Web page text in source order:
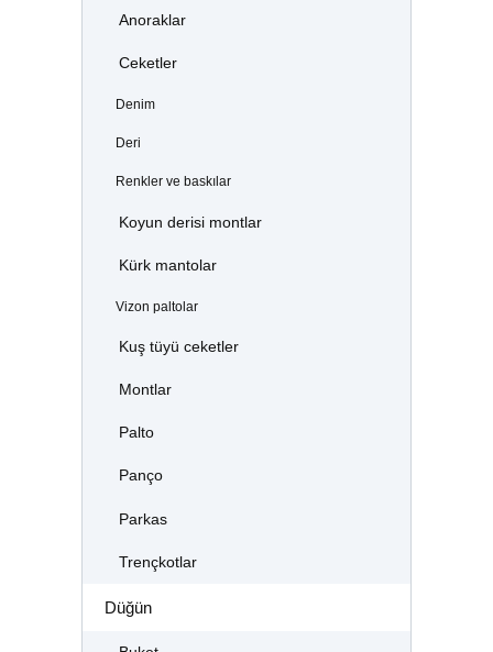
Anoraklar
Ceketler
Denim
Deri
Renkler ve baskılar
Koyun derisi montlar
Kürk mantolar
Vizon paltolar
Kuş tüyü ceketler
Montlar
Palto
Panço
Parkas
Trençkotlar
Düğün